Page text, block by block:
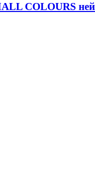
COLOURS